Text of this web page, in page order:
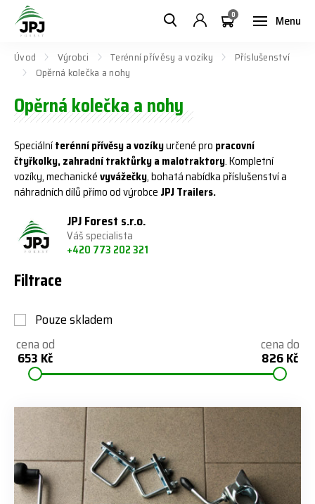
Menu
0
Úvod Výrobci Terénní přívěsy a vozíky
Příslušenství
Opěrná kolečka a nohy
Opěrná kolečka a nohy
Speciálníterénní přívěsy a vozíkyurčené pro pracovní
čtyřkolky, zahradní traktůrky a malotraktory. Kompletní
vozíky, mechanickévyvážečky, bohatá nabídka příslušenství a
náhradních dílů přímo od výrobce JPJ Trailers.
JPJ Forest s.r.o.
Váš specialista
+420 773 202 321
Filtrace
Pouze skladem
cena od
653 Kč
cena do
826 Kč